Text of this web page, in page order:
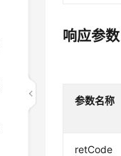
响应参数
参数名称
retCode